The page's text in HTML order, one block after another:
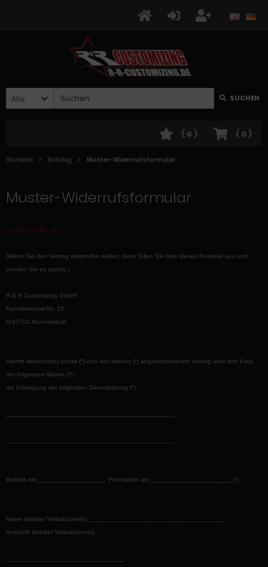
Alle SUCHEN
( 0 )
( 0 )
Startseite Katalog Muster-Widerrufsformular
Muster-Widerrufsformular
Download PDF File
(Wenn Sie den Vertrag widerrufen wollen, dann füllen Sie bitte dieses Formular aus und
senden Sie es zurück.)
R & R Customizing GmbH
Karl-Marschall-Str. 10
D-97702 Münnerstadt
Hiermit widerrufe(n) ich/wir (*) den von mir/uns (*) abgeschlossenen Vertrag über den Kauf
der folgenden Waren (*) /
die Erbringung der folgenden Dienstleistung (*)
Bestellt am ___________________ (*)/erhalten am _______________________(*)
Name des/der Verbraucher(s) ______________________________________
Anschrift des/der Verbraucher(s)